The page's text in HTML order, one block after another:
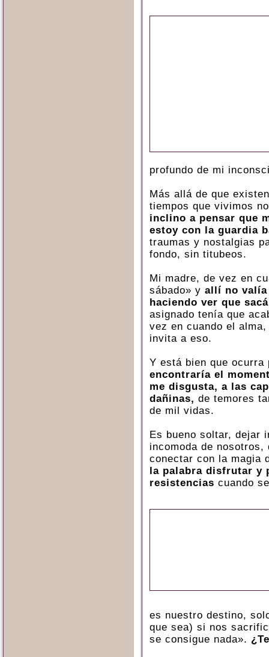
profundo de mi
Más allá de que
tiempos que vivimos
inclino a pensar que
estoy con la guardia
traumas y nostalgias
fondo, sin titubeos.
Mi madre, de vez en
sábado» y allí no valía
haciendo ver que
asignado tenía que
vez en cuando el
invita a eso.
Y está bien que
encontraría el
me disgusta, a las
dañinas, de temores
de mil vidas.
Es bueno soltar, dejar
incomoda de
conectar con la magia
la palabra disfrutar y
resistencias cuando
es nuestro destino,
que sea) si nos
se consigue nada».